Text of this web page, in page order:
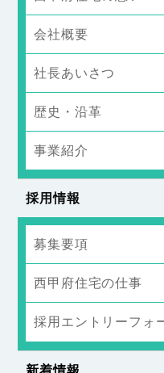
会社概要
社長あいさつ
歴史・沿革
事業紹介
採用情報
募集要項
西甲府住宅の仕事
採用エントリーフォ
新着情報